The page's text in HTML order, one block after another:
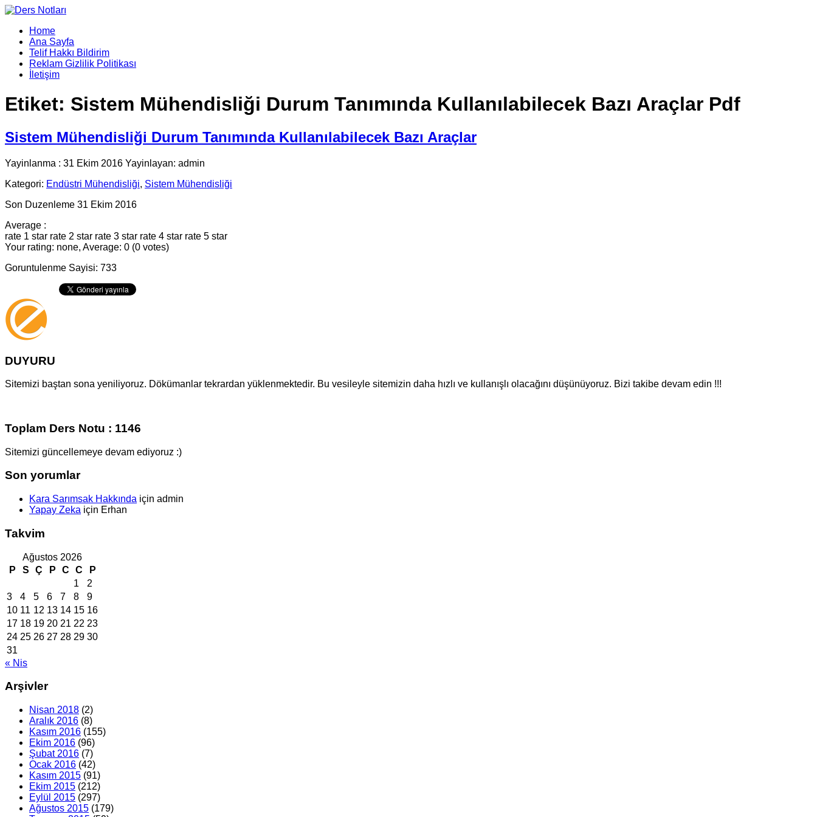
Home
Ana Sayfa
Telif Hakkı Bildirim
Reklam Gizlilik Politikası
İletişim
Etiket: Sistem Mühendisliği Durum Tanımında Kullanılabilecek Bazı Araçlar Pdf
Sistem Mühendisliği Durum Tanımında Kullanılabilecek Bazı Araçlar
Yayinlanma : 31 Ekim 2016 Yayinlayan: admin
Kategori: Endüstri Mühendisliği, Sistem Mühendisliği
Son Duzenleme 31 Ekim 2016
Average :
rate 1 star rate 2 star rate 3 star rate 4 star rate 5 star
Your rating: none, Average: 0 (0 votes)
Goruntulenme Sayisi: 733
DUYURU
Sitemizi baştan sona yeniliyoruz. Dökümanlar tekrardan yüklenmektedir. Bu vesileyle sitemizin daha hızlı ve kullanışlı olacağını düşünüyoruz. Bizi takibe devam edin !!!
Toplam Ders Notu : 1146
Sitemizi güncellemeye devam ediyoruz :)
Son yorumlar
Kara Sarımsak Hakkında için admin
Yapay Zeka için Erhan
Takvim
Ağustos 2026
P
S Ç P C C
P
1
2
3
4 5 6 7 8
9
10 11 12 13 14 15 16
17 18 19 20 21 22 23
24 25 26 27 28 29 30
31
« Nis
Arşivler
Nisan 2018 (2)
Aralık 2016 (8)
Kasım 2016 (155)
Ekim 2016 (96)
Şubat 2016 (7)
Ocak 2016 (42)
Kasım 2015 (91)
Ekim 2015 (212)
Eylül 2015 (297)
Ağustos 2015 (179)